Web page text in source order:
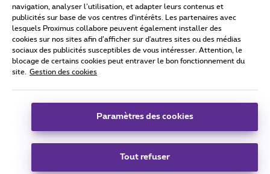
Tous droits réservés. © 2026
Conditions générales, info consommateur
Coordonnées de l’entreprise
Boulevard du Roi Albert II 27 - B-1030 Bruxelles.
navigation, analyser l’utilisation, et adapter leurs contenus et
publicités sur base de vos centres d’intérêts. Les partenaires avec
lesquels Proximus collabore peuvent également installer des
cookies sur nos sites afin d’afficher sur d'autres sites ou des médias
sociaux des publicités susceptibles de vous intéresser. Attention, le
blocage de certains cookies peut entraver le bon fonctionnement du
site.
Gestion des cookies
Paramètres des cookies
Tout refuser